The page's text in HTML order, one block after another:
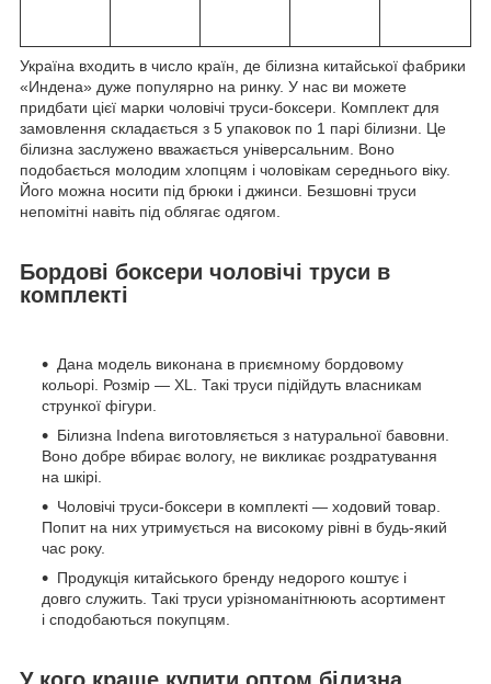
Україна входить в число країн, де білизна китайської фабрики
«Индена» дуже популярно на ринку. У нас ви можете
придбати цієї марки чоловічі труси-боксери. Комплект для
замовлення складається з 5 упаковок по 1 парі білизни. Це
білизна заслужено вважається універсальним. Воно
подобається молодим хлопцям і чоловікам середнього віку.
Його можна носити під брюки і джинси. Безшовні труси
непомітні навіть під облягає одягом.
Бордові боксери чоловічі труси в
комплекті
Дана модель виконана в приємному бордовому
кольорі. Розмір — XL. Такі труси підійдуть власникам
стрункої фігури.
Білизна Indena виготовляється з натуральної бавовни.
Воно добре вбирає вологу, не викликає роздратування
на шкірі.
Чоловічі труси-боксери в комплекті — ходовий товар.
Попит на них утримується на високому рівні в будь-який
час року.
Продукція китайського бренду недорого коштує і
довго служить. Такі труси урізноманітнюють асортимент
і сподобаються покупцям.